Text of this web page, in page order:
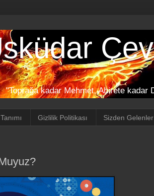
"Toprağa kadar Mehmet, Ahirete kadar
Gizlilik Politikası Sizden Gelenler